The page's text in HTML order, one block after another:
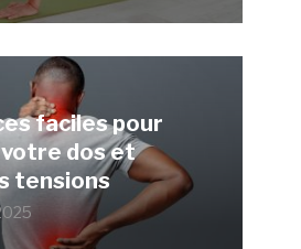
faciles pour
dos et
tensions